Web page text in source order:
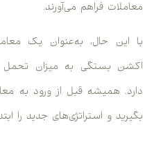
معاملات فراهم می‌آورند.
با این حال، به‌عنوان یک
اکشن بستگی به میزان
دارد. همیشه قبل از ورود به
بگیرید و استراتژی‌های جدید را